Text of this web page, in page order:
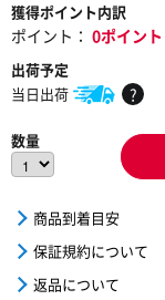
獲得ポイント内訳
ポイント： 0ポイント
出荷予定
当日出荷
?
数量
商品到着目安
保証規約について
返品について